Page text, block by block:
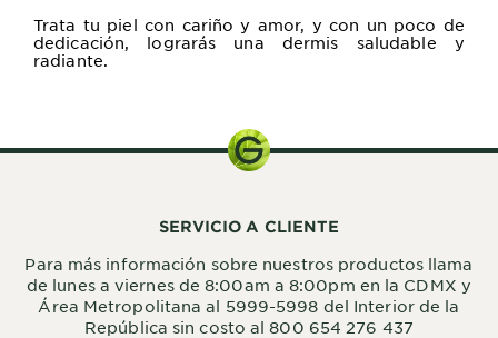
Trata tu piel con cariño y amor, y con un poco de
dedicación, lograrás una dermis saludable y
radiante.
SERVICIO A CLIENTE
Para más información sobre nuestros productos llama
de lunes a viernes de 8:00am a 8:00pm en la CDMX y
Área Metropolitana al 5999-5998 del Interior de la
República sin costo al 800 654 276 437